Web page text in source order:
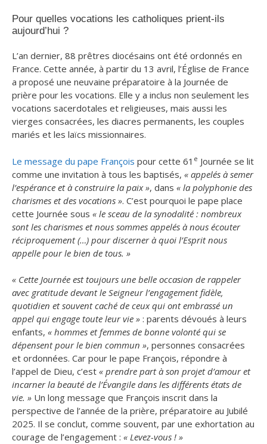
Pour quelles vocations les catholiques prient-ils
aujourd’hui ?
L’an dernier, 88 prêtres diocésains ont été ordonnés en
France. Cette année, à partir du 13 avril, l’Église de France
a proposé une neuvaine préparatoire à la Journée de
prière pour les vocations. Elle y a inclus non seulement les
vocations sacerdotales et religieuses, mais aussi les
vierges consacrées, les diacres permanents, les couples
mariés et les laïcs missionnaires.
Le message du pape François pour cette 61 e Journée se lit
comme une invitation à tous les baptisés, « appelés à semer
l’espérance et à construire la paix », dans « la polyphonie des
charismes et des vocations ». C’est pourquoi le pape place
cette Journée sous « le sceau de la synodalité : nombreux
sont les charismes et nous sommes appelés à nous écouter
réciproquement (…) pour discerner à quoi l’Esprit nous
appelle pour le bien de tous. »
« Cette Journée est toujours une belle occasion de rappeler
avec gratitude devant le Seigneur l’engagement fidèle,
quotidien et souvent caché de ceux qui ont embrassé un
appel qui engage toute leur vie » : parents dévoués à leurs
enfants, « hommes et femmes de bonne volonté qui se
dépensent pour le bien commun », personnes consacrées
et ordonnées. Car pour le pape François, répondre à
l’appel de Dieu, c’est « prendre part à son projet d’amour et
incarner la beauté de l’Évangile dans les différents états de
vie. » Un long message que François inscrit dans la
perspective de l’année de la prière, préparatoire au Jubilé
2025. Il se conclut, comme souvent, par une exhortation au
courage de l’engagement : « Levez-vous ! »